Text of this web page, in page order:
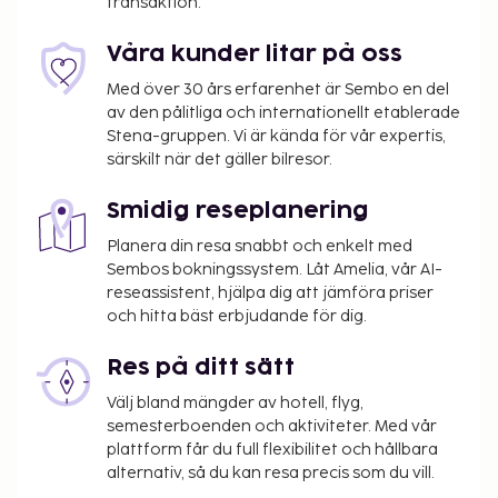
Du kommer att ombes att betala följande avgifter
på boendet – avgifterna kan inkludera tillämpliga
En skatt tas ut av de lokala myndigheterna och
debiteras på boendet. Skatten minskas med
boendet och barn under 16 år är
skattebefriade. Andra skattebefrielser och
rabatter kan gälla. Du kan få mer information
genom att kontakta boendet med uppgifterna
i bokningsbekräftelsen som du fått efter att ha
bokat.
Stadsskatt: Från 1 november till 30 april, EUR
0.55 per person per natt upp till 9 nätter, och
EUR 0.28 därefter. Skatten gäller inte barn
under 16 år.
Stadsskatt: Från 1 maj till 31 oktober, EUR 2.20
Våra kunder litar på oss
Med över 30 års erfarenhet är Sembo en del
av den pålitliga och internationellt etablerade
Stena-gruppen. Vi är kända för vår expertis,
särskilt när det gäller bilresor.
Smidig reseplanering
Planera din resa snabbt och enkelt med
Sembos bokningssystem. Låt Amelia, vår AI-
reseassistent, hjälpa dig att jämföra priser
och hitta bäst erbjudande för dig.
Res på ditt sätt
Välj bland mängder av hotell, flyg,
semesterboenden och aktiviteter. Med vår
plattform får du full flexibilitet och hållbara
alternativ, så du kan resa precis som du vill.